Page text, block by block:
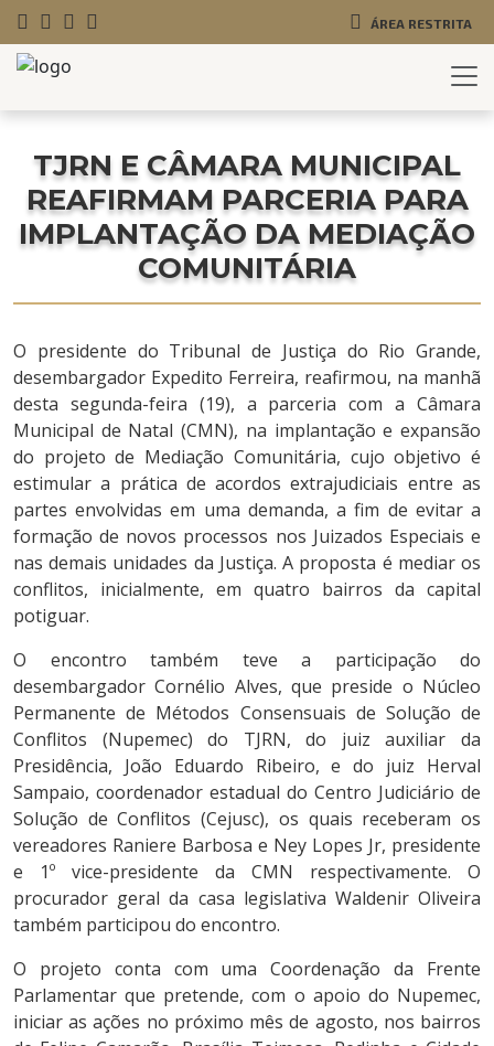
ÁREA RESTRITA
TJRN E CÂMARA MUNICIPAL
REAFIRMAM PARCERIA PARA
IMPLANTAÇÃO DA MEDIAÇÃO
COMUNITÁRIA
O presidente do Tribunal de Justiça do Rio Grande,
desembargador Expedito Ferreira, reafirmou, na manhã
desta segunda-feira (19), a parceria com a Câmara
Municipal de Natal (CMN), na implantação e expansão
do projeto de Mediação Comunitária, cujo objetivo é
estimular a prática de acordos extrajudiciais entre as
partes envolvidas em uma demanda, a fim de evitar a
formação de novos processos nos Juizados Especiais e
nas demais unidades da Justiça. A proposta é mediar os
conflitos, inicialmente, em quatro bairros da capital
potiguar.
O encontro também teve a participação do
desembargador Cornélio Alves, que preside o Núcleo
Permanente de Métodos Consensuais de Solução de
Conflitos (Nupemec) do TJRN, do juiz auxiliar da
Presidência, João Eduardo Ribeiro, e do juiz Herval
Sampaio, coordenador estadual do Centro Judiciário de
Solução de Conflitos (Cejusc), os quais receberam os
vereadores Raniere Barbosa e Ney Lopes Jr, presidente
e 1º vice-presidente da CMN respectivamente. O
procurador geral da casa legislativa Waldenir Oliveira
também participou do encontro.
O projeto conta com uma Coordenação da Frente
Parlamentar que pretende, com o apoio do Nupemec,
iniciar as ações no próximo mês de agosto, nos bairros